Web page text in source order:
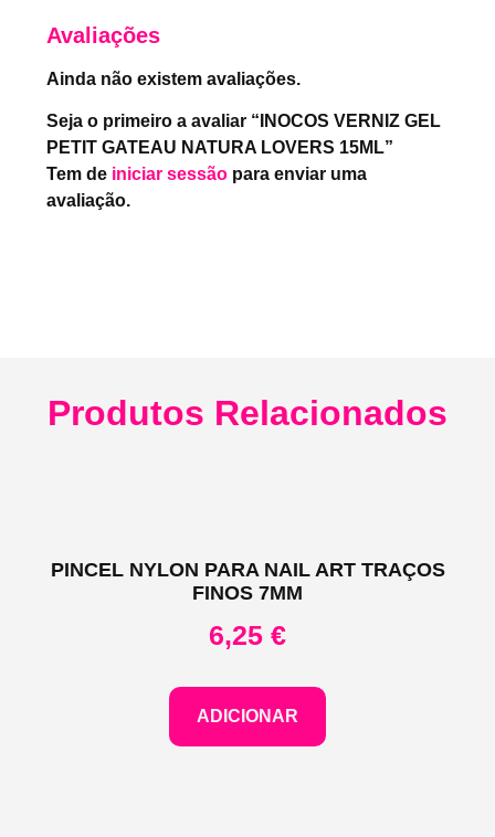
Avaliações
Ainda não existem avaliações.
Seja o primeiro a avaliar “INOCOS VERNIZ GEL
PETIT GATEAU NATURA LOVERS 15ML”
Tem de iniciar sessão para enviar uma
avaliação.
Produtos Relacionados
PINCEL NYLON PARA NAIL ART TRAÇOS
FINOS 7MM
6,25 €
ADICIONAR